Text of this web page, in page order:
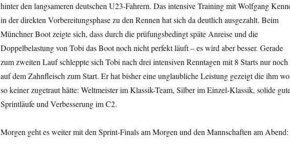
hinter den langsameren deutschen U23-Fahrern. Das intensive Training mit Wolfgang
in der direkten Vorbereitungsphase zu den Rennen hat sich da deutlich ausgezahlt. Beim
Münchner Boot zeigte sich, dass durch die prüfungsbedingt späte Anreise und die
Doppelbelastung von Tobi das Boot noch nicht perfekt läuft – es wird aber besser. Gerade
zum zweiten Lauf schleppte sich Tobi nach drei intensiven Renntagen mit 8 Starts nur noch
auf dem Zahnfleisch zum Start. Er hat bisher eine unglaubliche Leistung gezeigt die ihm
so keiner zugetraut hätte: Weltmeister im Klassik-Team, Silber im Einzel-Klassik, solide
Sprintläufe und Verbesserung im C2.
Morgen geht es weiter mit den Sprint-Finals am Morgen und den Mannschaften am Abend: